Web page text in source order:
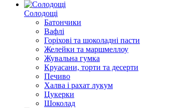
Солодощі
Батончики
Вафлі
Горіхові та шоколадні пасти
Желейки та маршмеллоу
Жувальна гумка
Круасани, торти та десерти
Печиво
Халва і рахат лукум
Цукерки
Шоколад